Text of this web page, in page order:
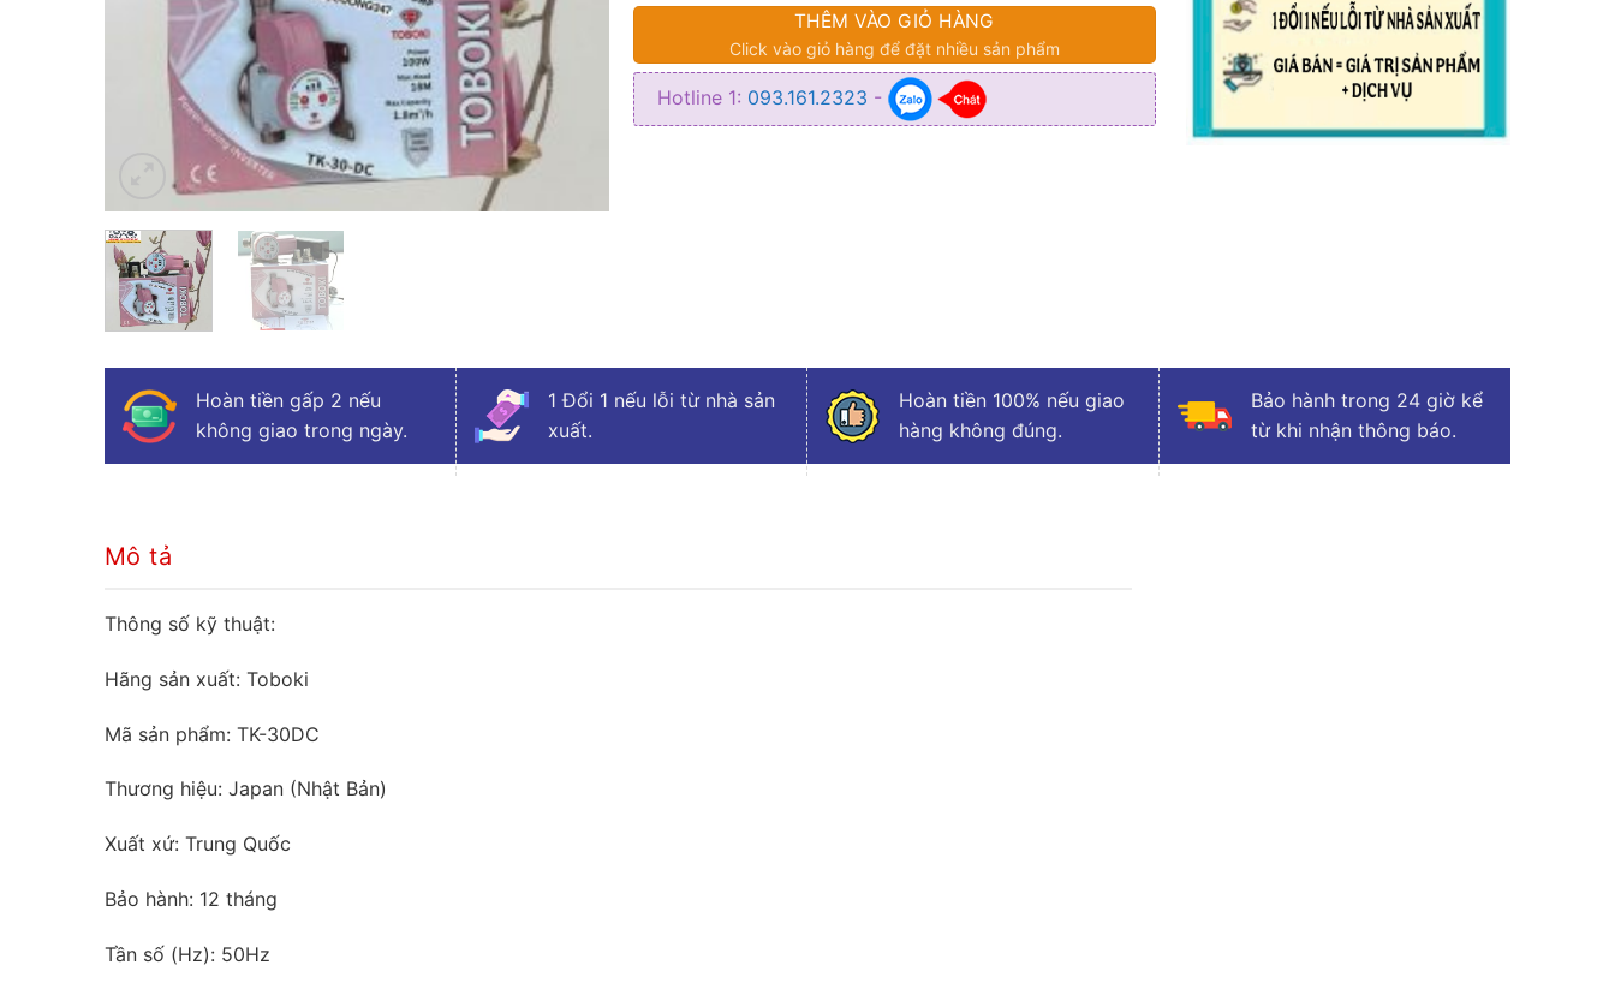
THÊM VÀO GIỎ HÀNG
Click vào giỏ hàng để đặt nhiều sản phẩm
Hotline 1: 093.161.2323 -
Hoàn tiền gấp 2 nếu
không giao trong ngày.
1 Đổi 1 nếu lỗi từ nhà sản
xuất.
Hoàn tiền 100% nếu giao
hàng không đúng.
Bảo hành trong 24 giờ kể
từ khi nhận thông báo.
Mô tả
Thông số kỹ thuật:
Hãng sản xuất: Toboki
Mã sản phẩm: TK-30DC
Thương hiệu: Japan (Nhật Bản)
Xuất xứ: Trung Quốc
Bảo hành: 12 tháng
Tần số (Hz): 50Hz